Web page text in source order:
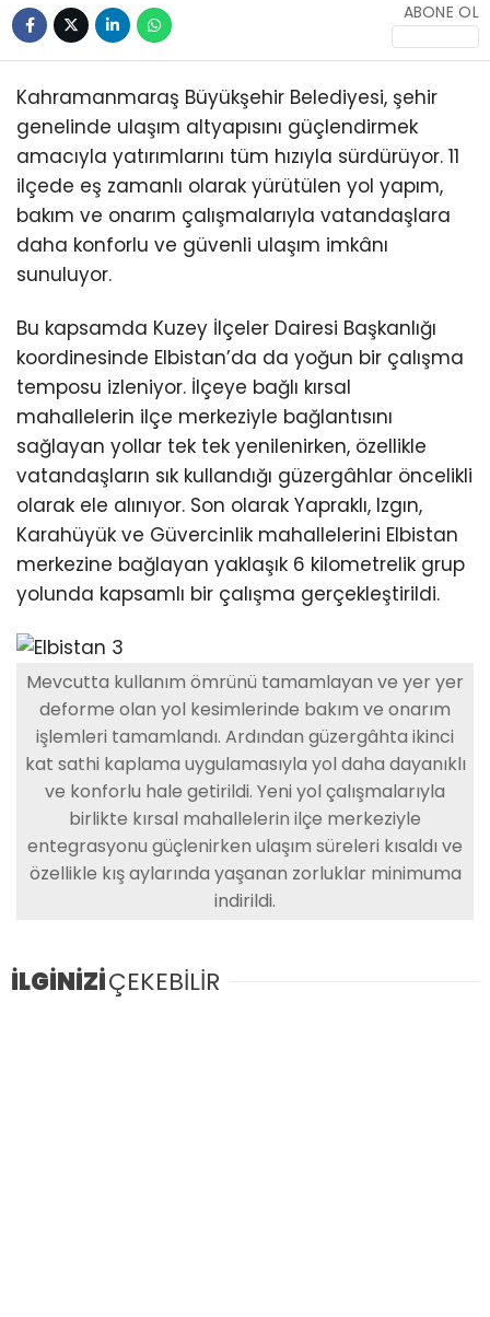
İhbar Hattı
Facebook
Youtube
ABONE OL
Kahramanmaraş Büyükşehir Belediyesi, şehir
genelinde ulaşım altyapısını güçlendirmek
amacıyla yatırımlarını tüm hızıyla sürdürüyor. 11
ilçede eş zamanlı olarak yürütülen yol yapım,
bakım ve onarım çalışmalarıyla vatandaşlara
daha konforlu ve güvenli ulaşım imkânı
sunuluyor.
Bu kapsamda Kuzey İlçeler Dairesi Başkanlığı
koordinesinde Elbistan’da da yoğun bir çalışma
temposu izleniyor. İlçeye bağlı kırsal
mahallelerin ilçe merkeziyle bağlantısını
sağlayan yollar tek tek yenilenirken, özellikle
vatandaşların sık kullandığı güzergâhlar öncelikli
olarak ele alınıyor. Son olarak Yapraklı, Izgın,
Karahüyük ve Güvercinlik mahallelerini Elbistan
merkezine bağlayan yaklaşık 6 kilometrelik grup
yolunda kapsamlı bir çalışma gerçekleştirildi.
Mevcutta kullanım ömrünü tamamlayan ve yer yer
deforme olan yol kesimlerinde bakım ve onarım
işlemleri tamamlandı. Ardından güzergâhta ikinci
kat sathi kaplama uygulamasıyla yol daha dayanıklı
ve konforlu hale getirildi. Yeni yol çalışmalarıyla
birlikte kırsal mahallelerin ilçe merkeziyle
entegrasyonu güçlenirken ulaşım süreleri kısaldı ve
özellikle kış aylarında yaşanan zorluklar minimuma
indirildi.
İLGİNİZİÇEKEBİLİR